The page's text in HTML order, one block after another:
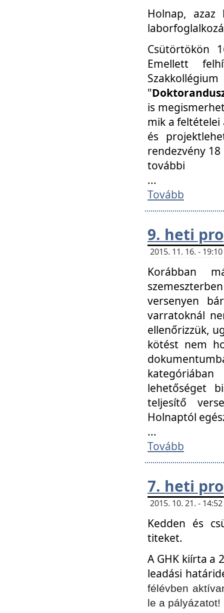
Holnap, azaz
Csütörtökön
Emellett
"
is
mik a feltételei
és
rendezvény
további
...
Tovább
9. heti
2015. 11. 16. -
Korábban
versenyen
varratoknál
ellenőrizzük,
kötést nem
lehetőséget
teljesítő
Holnaptól
...
Tovább
7. heti
2015. 10. 21. -
Kedden és
titeket.
A GHK kiírta a
leadási
félévben
le a pályázatot!